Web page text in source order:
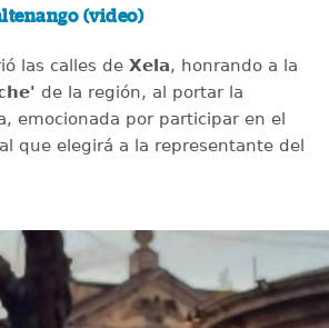
(video)
las calles deXela, honrando a la
de la región, al portar la
emocionada por participar en el
que elegirá a la representante del